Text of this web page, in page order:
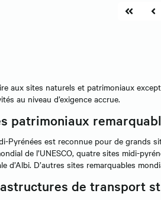
aux sites naturels et patrimoniaux
au niveau d’exigence accrue.
patrimoniaux
Pyrénées est reconnue pour de grands
de l’UNESCO, quatre sites midi-
d’Albi. D’autres sites remarquables
de transport